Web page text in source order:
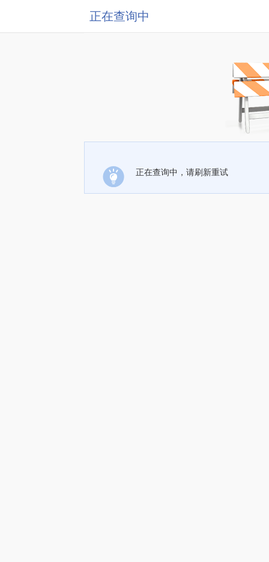
正在查询中
正在查询中，请刷新重试